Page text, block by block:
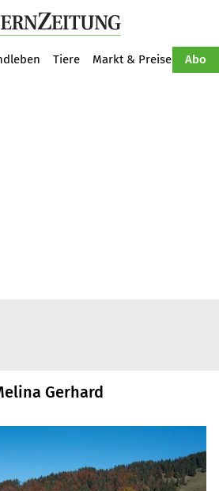
Tiere Markt & Preise Abo
Gerhard